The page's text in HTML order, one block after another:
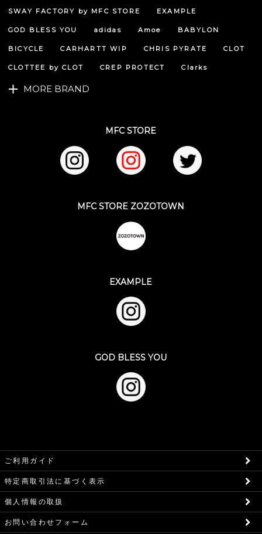
SWAY FACTORY by MFC STORE EXAMPLE
GOD BLESS YOU adidas Amoe BABYLON
BICYCLE CARHARTT WIP CHRIS PYRATE CLOT
CLOTTEE by CLOT CREP PROTECT Clarks
MORE BRAND
MFC STORE
MFC STORE ZOZOTOWN
EXAMPLE
GOD BLESS YOU
ご利用ガイド
特定商取引法に基づく表示
個人情報の取扱
お問い合わせフォーム